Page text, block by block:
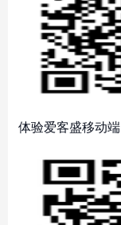
体验爱客盛移动端